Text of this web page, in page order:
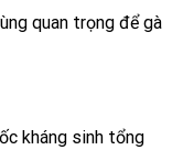
quan trọng để gà
kháng sinh tổng